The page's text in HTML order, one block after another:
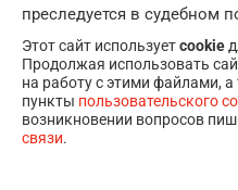
преследуется в судебном
Этот сайт используетcookie
Продолжая использовать
на работу с этими файлами,
пункты пользовательского
возникновении вопросов
связи.